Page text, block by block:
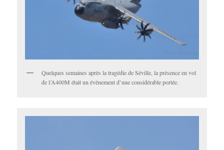
Quelques semaines après la tragédie de Séville, la présence en vol
de l’A400M était un évènement d’une considérable portée.